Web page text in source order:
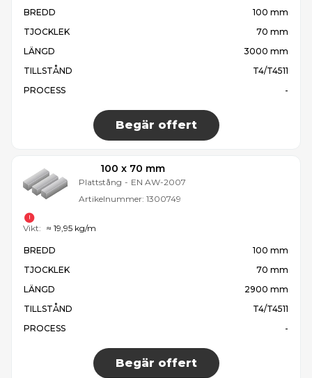
BREDD
100 mm
TJOCKLEK
70 mm
LÄNGD
3000 mm
TILLSTÅND
T4/T4511
PROCESS
-
Begär offert
100 x 70 mm
Plattstång - EN AW-2007
Artikelnummer: 1300749
BREDD
100 mm
TJOCKLEK
70 mm
LÄNGD
2900 mm
TILLSTÅND
T4/T4511
PROCESS
-
Begär offert
Vikt: ≈ 19,95 kg/m